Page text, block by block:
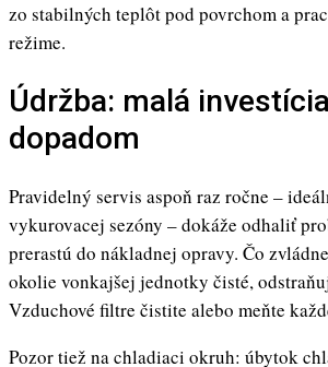
zo stabilných teplôt pod povrchom a
režime.
Údržba: malá
dopadom
Pravidelný servis aspoň raz ročne –
vykurovacej sezóny – dokáže odhaliť
prerastú do nákladnej opravy. Čo
okolie vonkajšej jednotky čisté,
Vzduchové filtre čistite alebo meňte
Pozor tiež na chladiaci okruh: úbytok